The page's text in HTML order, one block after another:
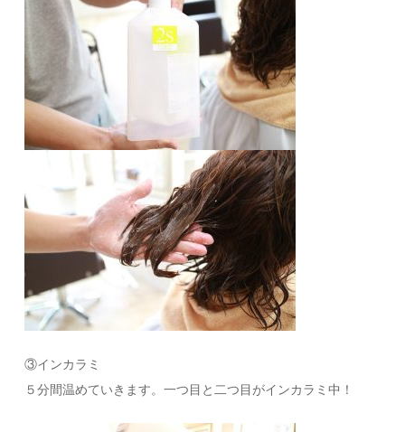
③インカラミ
５分間温めていきます。一つ目と二つ目がインカラミ中！